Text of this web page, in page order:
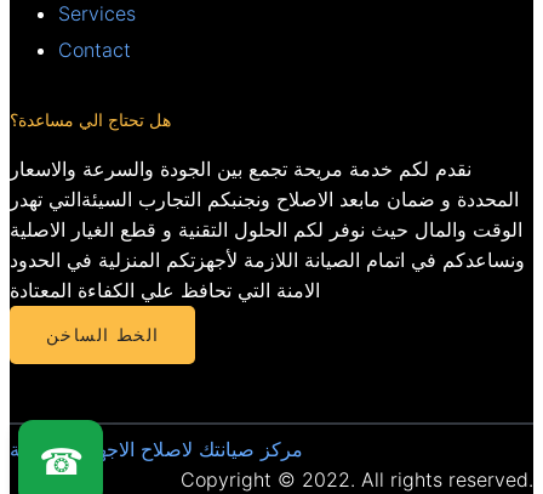
Services
Contact
هل تحتاج الي مساعدة؟
نقدم لكم خدمة مريحة تجمع بين الجودة والسرعة والاسعار
المحددة و ضمان مابعد الاصلاح ونجنبكم التجارب السيئةالتي تهدر
الوقت والمال حيث نوفر لكم الحلول التقنية و قطع الغيار الاصلية
ونساعدكم في اتمام الصيانة اللازمة لأجهزتكم المنزلية في الحدود
الامنة التي تحافظ علي الكفاءة المعتادة
الخط الساخن
مركز صيانتك لاصلاح الاجهزة المنزلية
Copyright © 2022. All rights reserved.
☎